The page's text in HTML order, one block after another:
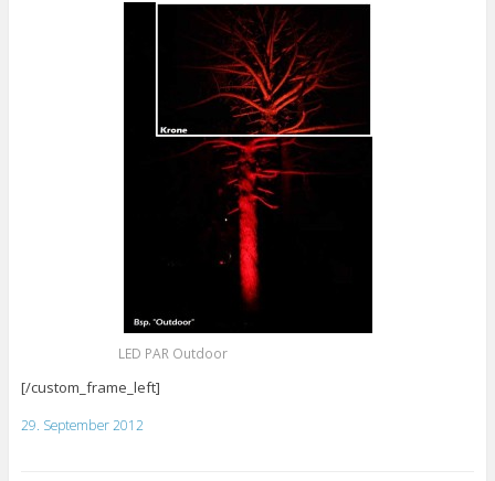
LED PAR Outdoor
[/custom_frame_left]
29. September 2012